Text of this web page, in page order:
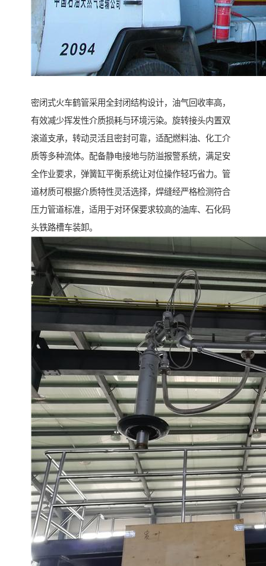
密闭式火车鹤管采用全封闭结构设计，油气回收率高，
有效减少挥发性介质损耗与环境污染。旋转接头内置双
滚道支承，转动灵活且密封可靠，适配燃料油、化工介
质等多种流体。配备静电接地与防溢报警系统，满足安
全作业要求，弹簧缸平衡系统让对位操作轻巧省力。管
道材质可根据介质特性灵活选择，焊缝经严格检测符合
压力管道标准，适用于对环保要求较高的油库、石化码
头铁路槽车装卸。